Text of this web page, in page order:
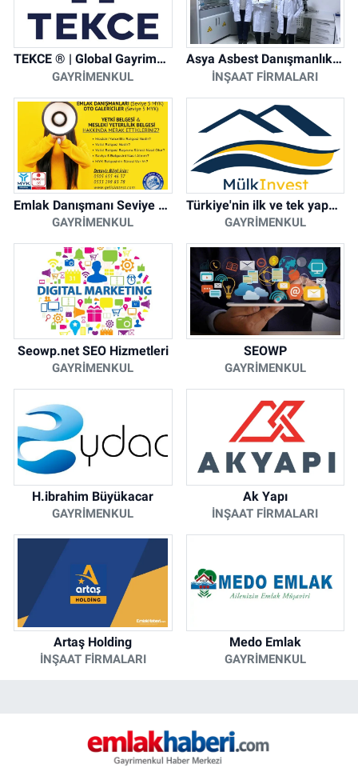
TEKCE ® | Global Gayrimenkul Şirketi
GAYRIMENKUL
Asya Asbest Danışmanlık - Asbest Söküm ve Asbest Raporu
İNŞAAT FIRMALARI
Emlak Danışmanı Seviye 5 Mesleki Yeterlilik Belgesi
GAYRIMENKUL
Türkiye'nin ilk ve tek yapay zeka destekli arsa ilan platformu
GAYRIMENKUL
Seowp.net SEO Hizmetleri
GAYRIMENKUL
SEOWP
GAYRIMENKUL
H.ibrahim Büyükacar
GAYRIMENKUL
Ak Yapı
İNŞAAT FIRMALARI
Artaş Holding
İNŞAAT FIRMALARI
Medo Emlak
GAYRIMENKUL